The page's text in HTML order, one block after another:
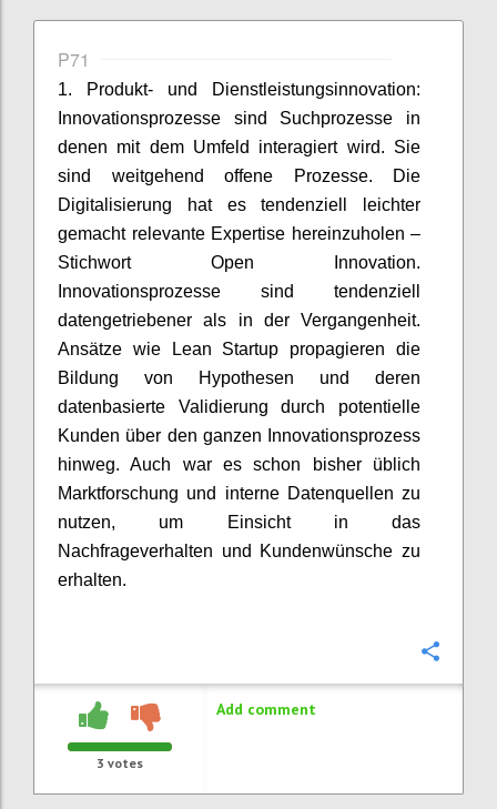
P71
1. Produkt- und Dienstleistungsinnovation:
Innovationsprozesse sind Suchprozesse in
denen mit dem Umfeld interagiert wird. Sie
sind weitgehend offene Prozesse. Die
Digitalisierung hat es tendenziell leichter
gemacht relevante Expertise hereinzuholen –
Stichwort Open Innovation.
Innovationsprozesse sind tendenziell
datengetriebener als in der Vergangenheit.
Ansätze wie Lean Startup propagieren die
Bildung von Hypothesen und deren
datenbasierte Validierung durch potentielle
Kunden über den ganzen Innovationsprozess
hinweg. Auch war es schon bisher üblich
Marktforschung und interne Datenquellen zu
nutzen, um Einsicht in das
Nachfrageverhalten und Kundenwünsche zu
erhalten.
3 votes
Add comment